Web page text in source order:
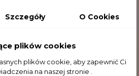
cennej kolekcji
(0)
Szczegóły O Cookies
plików cookies
plików cookie, aby zapewnić Ci
na naszej stronie .